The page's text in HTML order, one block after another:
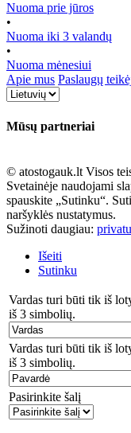
Nuoma prie jūros
•
Nuoma iki 3 valandų
•
Nuoma mėnesiui
Apie mus Paslaugų
Mūsų partneriai
© atostogauk.lt Visos
Svetainėje naudojami
spauskite „Sutinku“.
naršyklės nustatymus.
Sužinoti daugiau:
Išeiti
Sutinku
Vardas turi būti tik iš
iš 3 simbolių.
Vardas turi būti tik iš
iš 3 simbolių.
Pasirinkite šalį